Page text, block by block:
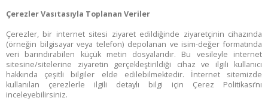
Çerezler Vasıtasıyla Toplanan Veriler
Çerezler, bir internet sitesi ziyaret edildiğinde ziyaretçinin cihazında
(örneğin bilgisayar veya telefon) depolanan ve isim-değer formatında
veri barındırabilen küçük metin dosyalarıdır. Bu vesileyle internet
sitesine/sitelerine ziyaretin gerçekleştirildiği cihaz ve ilgili kullanıcı
hakkında çeşitli bilgiler elde edilebilmektedir. İnternet sitemizde
kullanılan çerezlerle ilgili detaylı bilgi için Çerez Politikası’nı
inceleyebilirsiniz.